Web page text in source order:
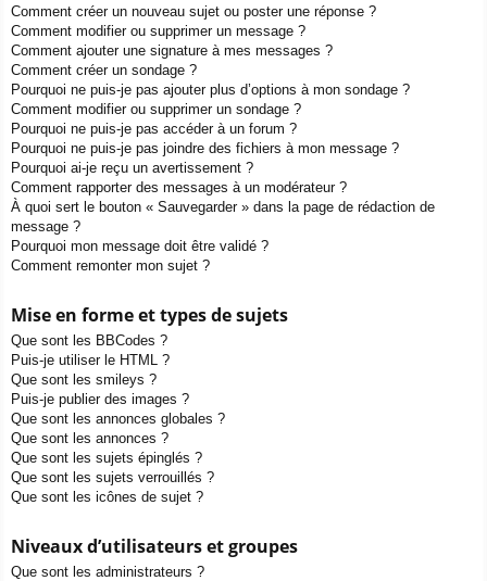
Comment créer un nouveau sujet ou poster une réponse ?
Comment modifier ou supprimer un message ?
Comment ajouter une signature à mes messages ?
Comment créer un sondage ?
Pourquoi ne puis-je pas ajouter plus d’options à mon sondage ?
Comment modifier ou supprimer un sondage ?
Pourquoi ne puis-je pas accéder à un forum ?
Pourquoi ne puis-je pas joindre des fichiers à mon message ?
Pourquoi ai-je reçu un avertissement ?
Comment rapporter des messages à un modérateur ?
À quoi sert le bouton « Sauvegarder » dans la page de rédaction de
message ?
Pourquoi mon message doit être validé ?
Comment remonter mon sujet ?
Mise en forme et types de sujets
Que sont les BBCodes ?
Puis-je utiliser le HTML ?
Que sont les smileys ?
Puis-je publier des images ?
Que sont les annonces globales ?
Que sont les annonces ?
Que sont les sujets épinglés ?
Que sont les sujets verrouillés ?
Que sont les icônes de sujet ?
Niveaux d’utilisateurs et groupes
Que sont les administrateurs ?